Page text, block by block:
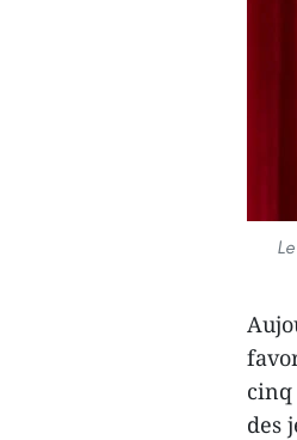
cinq
des